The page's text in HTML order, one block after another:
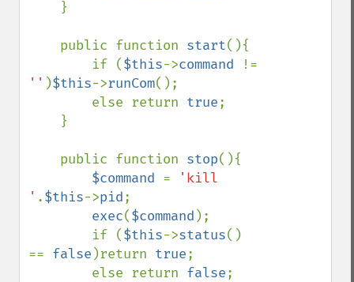
    public function
start(){
        if (
$this->command
'' )$this->runCom();
        else return
true;
    public function
stop(){
$command =
'kill
' .$this->pid;
exec($command );
        if (
$this->status()
== false )return true;
        else return
false;